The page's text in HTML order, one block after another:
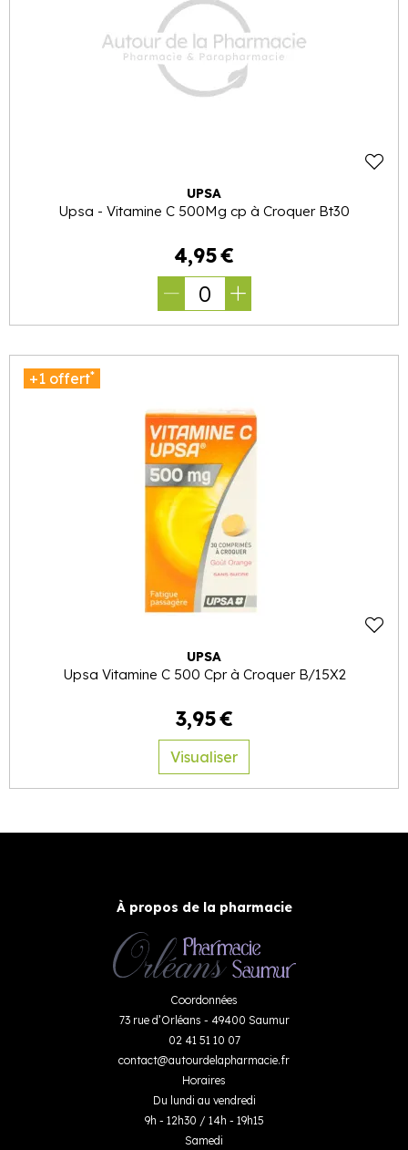
UPSA
Upsa - Vitamine C 500Mg cp à Croquer Bt30
4,95€
0
+1 offert*
UPSA
Upsa Vitamine C 500 Cpr à Croquer B/15X2
3,95€
Visualiser
À propos de la pharmacie
Coordonnées
73 rue d’Orléans - 49400 Saumur
02 41 51 10 07
contact@autourdelapharmacie.fr
Horaires
Du lundi au vendredi
9h - 12h30 / 14h - 19h15
Samedi